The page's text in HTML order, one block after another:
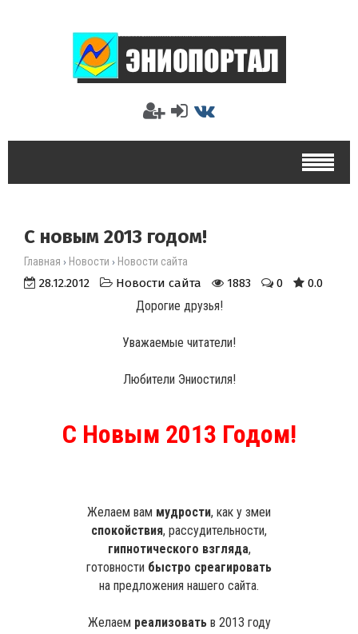
С новым 2013 годом!
Главная › Новости › Новости сайта
28.12.2012 Новости сайта 1883 0 0.0
Дорогие друзья!
Уважаемые читатели!
Любители Эниостиля!
С Новым 2013 Годом!
Желаем вам мудрости, как у змеи
спокойствия, рассудительности,
гипнотического взгляда,
готовности быстро среагировать
на предложения нашего сайта.
Желаем реализовать в 2013 году